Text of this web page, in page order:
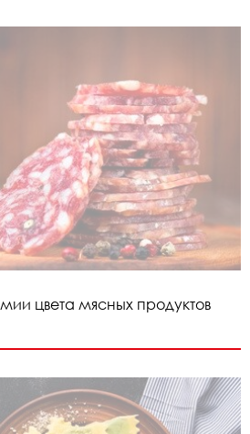
цвета мясных продуктов